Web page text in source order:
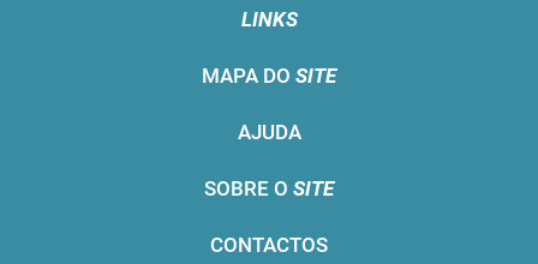
LINKS
MAPA DO SITE
AJUDA
SOBRE O SITE
CONTACTOS